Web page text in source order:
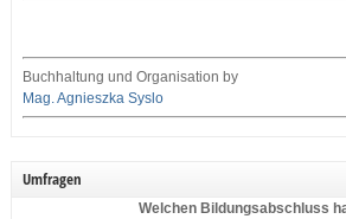
Buchhaltung und Organisation by
Mag. Agnieszka Syslo
Umfragen
Welchen Bildungsabschluss